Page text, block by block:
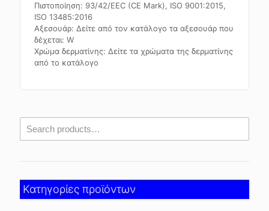
Πιστοποίηση: 93/42/EEC (CE Mark), ISO 9001:2015,
ISO 13485:2016
Αξεσουάρ: Δείτε από τον κατάλογο τα αξεσουάρ που
δέχεται: W
Χρώμα δερματίνης: Δείτε τα χρώματα της δερματίνης
από το κατάλογο
Κατηγορίες προϊόντων